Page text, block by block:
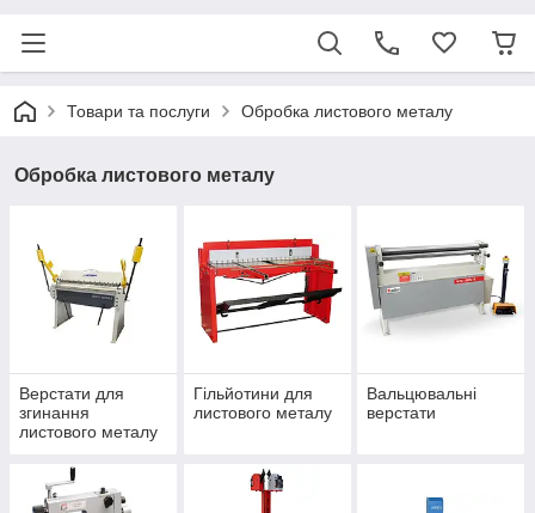
Товари та послуги Обробка листового металу
Обробка листового металу
Верстати для
згинання
листового металу
Гільйотини для
листового металу
Вальцювальні
верстати